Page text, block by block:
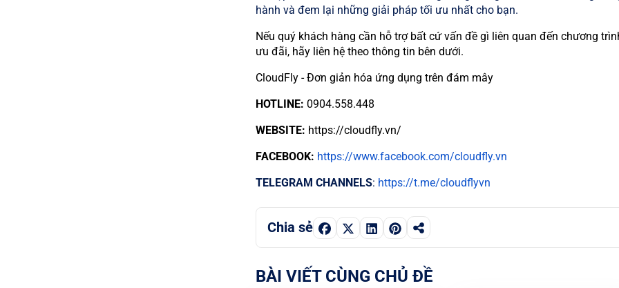
hành và đem lại những giải pháp tối ưu nhất cho bạn.
Nếu quý khách hàng cần hỗ trợ bất cứ vấn đề gì liên quan đến chương
ưu đãi, hãy liên hệ theo thông tin bên dưới.
CloudFly - Đơn giản hóa ứng dụng trên đám mây
HOTLINE: 0904.558.448
WEBSITE: https://cloudfly.vn/
FACEBOOK: https://www.facebook.com/cloudfly.vn
TELEGRAM CHANNELS: https://t.me/cloudflyvn
Chia sẻ
BÀI VIẾT CÙNG CHỦ ĐỀ